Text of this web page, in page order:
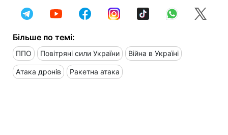
Більше по темі:
ППО Повітряні сили України Війна в Україні
Атака дронів Ракетна атака